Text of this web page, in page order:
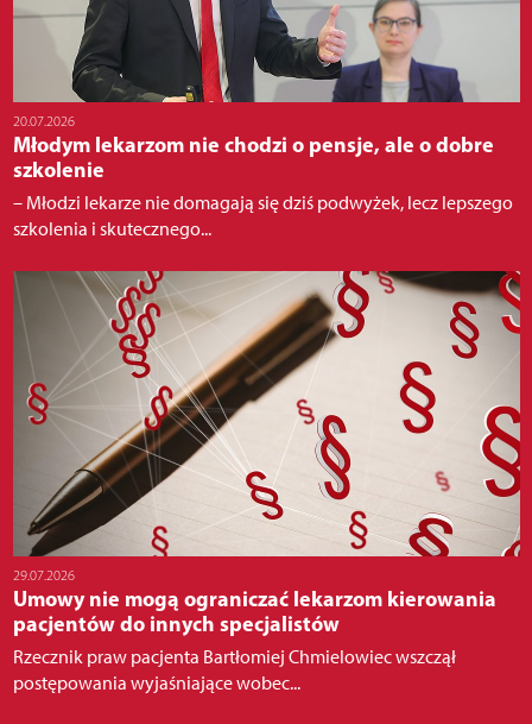
20.07.2026
Młodym lekarzom nie chodzi o pensje, ale o dobre
szkolenie
– Młodzi lekarze nie domagają się dziś podwyżek, lecz lepszego
szkolenia i skutecznego...
29.07.2026
Umowy nie mogą ograniczać lekarzom kierowania
pacjentów do innych specjalistów
Rzecznik praw pacjenta Bartłomiej Chmielowiec wszczął
postępowania wyjaśniające wobec...